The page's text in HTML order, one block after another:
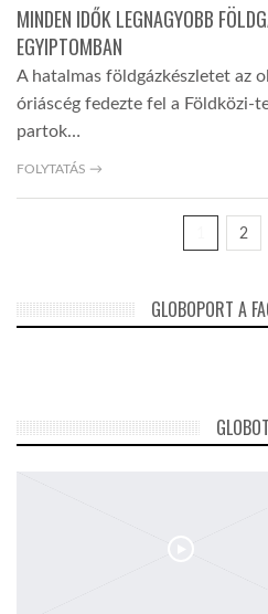
MINDEN IDŐK LEGNAGYOBB
EGYIPTOMBAN
A hatalmas földgázkészletet az
óriáscég fedezte fel a Földközi-
partok…
FOLYTATÁS →
2
GLOBOPORT A